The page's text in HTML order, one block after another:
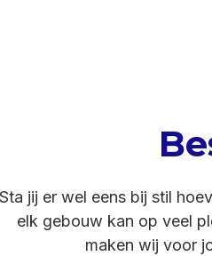
Sta jij er wel eens bij stil
elk gebouw kan op veel
maken wij voor